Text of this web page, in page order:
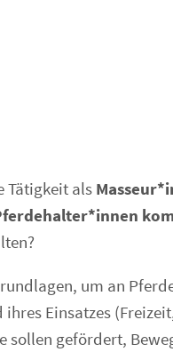
Tätigkeit als
um an
Einsatzes
sollen gefördert,